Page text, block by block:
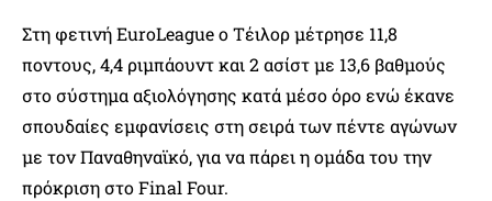
Στη φετινή EuroLeague ο Τέιλορ μέτρησε 11,8
ποντους, 4,4 ριμπάουντ και 2 ασίστ με 13,6 βαθμούς
στο σύστημα αξιολόγησης κατά μέσο όρο ενώ έκανε
σπουδαίες εμφανίσεις στη σειρά των πέντε αγώνων
με τον Παναθηναϊκό, για να πάρει η ομάδα του την
πρόκριση στο Final Four.